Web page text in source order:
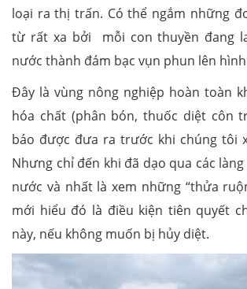
loại ra thị trấn. Có thể ngắm những
từ rất xa bởi mỗi con thuyền đang
nước thành đám bạc vụn phun lên
Đây là vùng nông nghiệp hoàn toàn
hóa chất (phân bón, thuốc diệt côn
báo được đưa ra trước khi chúng tôi
Nhưng chỉ đến khi đã dạo qua các
nước và nhất là xem những “thửa
mới hiểu đó là điều kiện tiên quyết
này, nếu không muốn bị hủy diệt.